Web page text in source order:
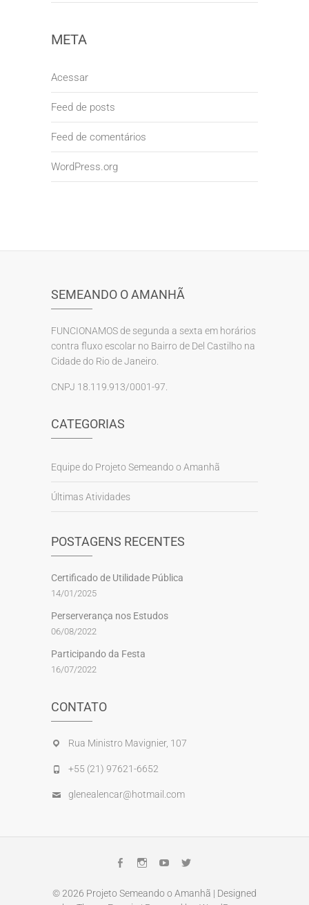
META
Acessar
Feed de posts
Feed de comentários
WordPress.org
SEMEANDO O AMANHÃ
FUNCIONAMOS de segunda a sexta em horários
contra fluxo escolar no Bairro de Del Castilho na
Cidade do Rio de Janeiro.
CNPJ 18.119.913/0001-97.
CATEGORIAS
Equipe do Projeto Semeando o Amanhã
Últimas Atividades
POSTAGENS RECENTES
Certificado de Utilidade Pública
14/01/2025
Perserverança nos Estudos
06/08/2022
Participando da Festa
16/07/2022
CONTATO
Rua Ministro Mavignier, 107
+55 (21) 97621-6652
glenealencar@hotmail.com
Facebook
Instagram
YoutubeTwitter
© 2026 Projeto Semeando o Amanhã | Designed